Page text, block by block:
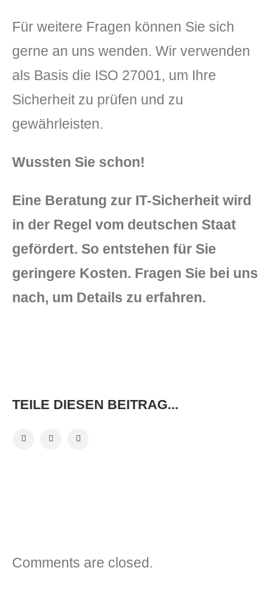
Für weitere Fragen können Sie sich
gerne an uns wenden. Wir verwenden
als Basis die ISO 27001, um Ihre
Sicherheit zu prüfen und zu
gewährleisten.
Wussten Sie schon!
Eine Beratung zur IT-Sicherheit wird
in der Regel vom deutschen Staat
gefördert. So entstehen für Sie
geringere Kosten. Fragen Sie bei uns
nach, um Details zu erfahren.
TEILE DIESEN BEITRAG...
Comments are closed.